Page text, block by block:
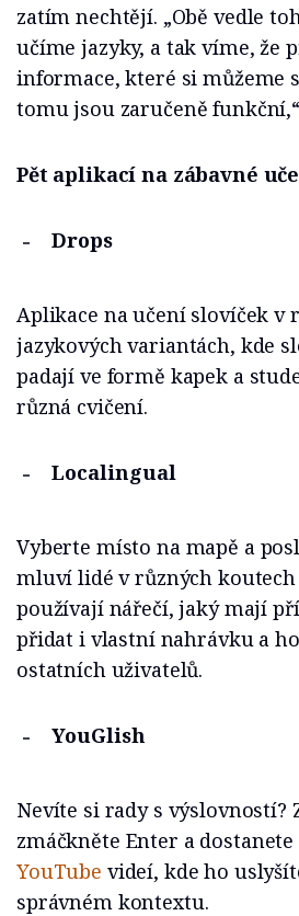
zatím nechtějí. „Obě vedle
učíme jazyky, a tak víme, že
informace, které si můžeme
tomu jsou zaručeně
Pět aplikací na zábavné
Drops
Aplikace na učení slovíček v
jazykových variantách, kde
padají ve formě kapek a
různá cvičení.
Localingual
Vyberte místo na mapě a
mluví lidé v různých koutech
používají nářečí, jaký mají
přidat i vlastní nahrávku a
ostatních uživatelů.
YouGlish
Nevíte si rady s výslovností?
zmáčkněte Enter a dostanete
YouTube videí, kde ho
správném kontextu.